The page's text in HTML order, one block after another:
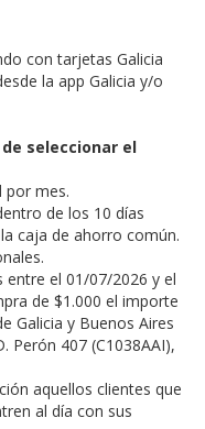
con tarjetas Galicia
la app Galicia y/o
seleccionar el
por mes.
de los 10 días
caja de ahorro común.
el 01/07/2026 y el
de $1.000 el importe
Galicia y Buenos Aires
Perón 407 (C1038AAI),
aquellos clientes que
al día con sus